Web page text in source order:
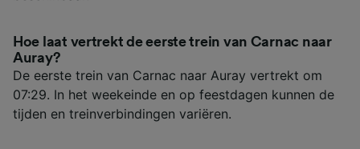
Hoe laat vertrekt de eerste trein van Carnac naar
Auray?
De eerste trein van Carnac naar Auray vertrekt om
07:29. In het weekeinde en op feestdagen kunnen de
tijden en treinverbindingen variëren.